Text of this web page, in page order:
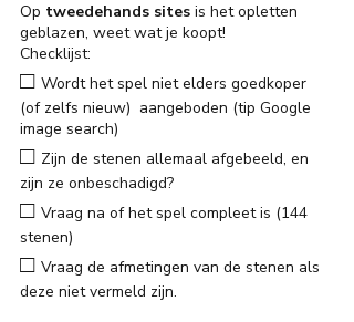
Op tweedehands sites is het opletten
geblazen, weet wat je koopt!
Checklijst:
□ Wordt het spel niet elders goedkoper
(of zelfs nieuw) aangeboden (tip Google
image search)
□ Zijn de stenen allemaal afgebeeld, en
zijn ze onbeschadigd?
□ Vraag na of het spel compleet is (144
stenen)
□ Vraag de afmetingen van de stenen als
deze niet vermeld zijn.